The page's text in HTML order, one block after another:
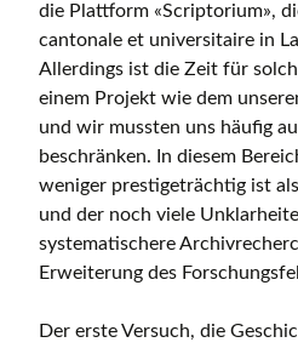
die Plattform «Scriptorium»,
cantonale et universitaire in
Allerdings ist die Zeit für
einem Projekt wie dem
und wir mussten uns häufig
beschränken. In diesem
weniger prestigeträchtig ist
und der noch viele
systematischere
Erweiterung des
Der erste Versuch, die